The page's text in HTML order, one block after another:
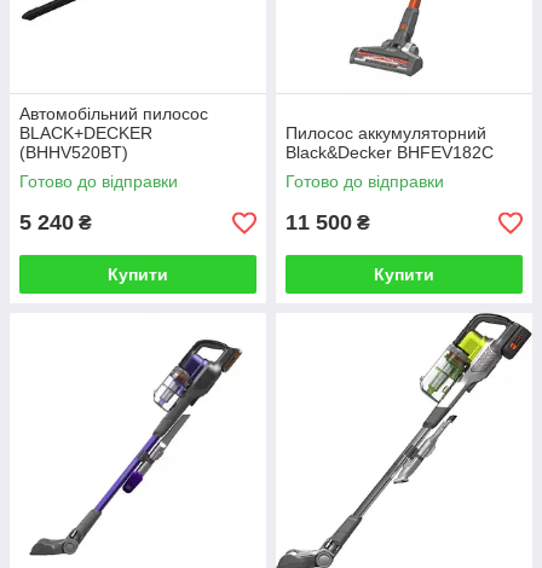
Автомобільний пилосос
BLACK+DECKER
(BHHV520BT)
Готово до відправки
5 240 ₴
Купити
Пилосос аккумуляторний
Black&Decker BHFEV182C
Готово до відправки
11 500 ₴
Купити